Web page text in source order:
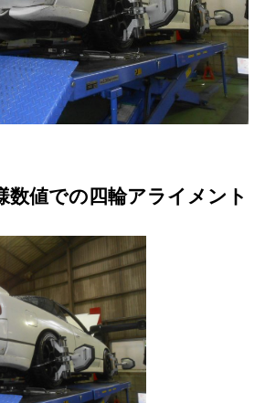
数値での四輪アライメント